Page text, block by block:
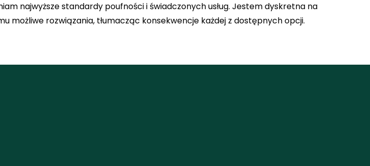
najwyższe standardy poufności i świadczonych usług. Jestem dyskretna na
możliwe rozwiązania, tłumacząc konsekwencje każdej z dostępnych opcji.